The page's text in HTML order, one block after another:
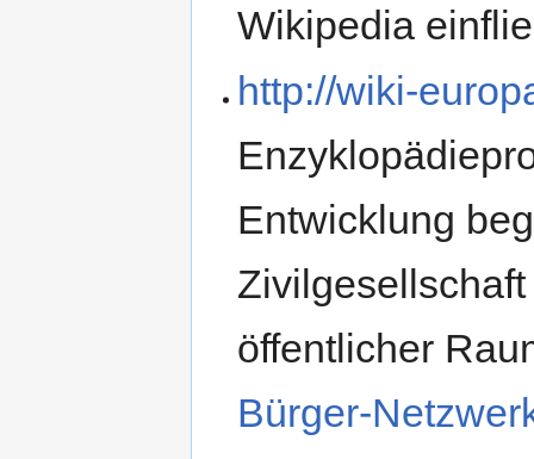
Wikipedia
http://wiki-
Entwicklung
öffentlicher
Bürger-